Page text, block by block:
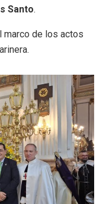
Santo.
marco de los actos
.